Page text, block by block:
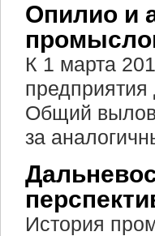
Опилио и
К 1 марта
Общий вылов
за
История